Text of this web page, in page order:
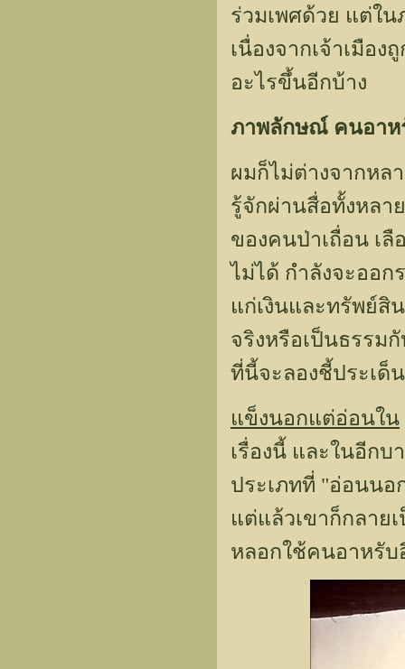
ร่วมเพศด้วย แต่ใน
เนื่องจากเจ้าเมือ
อะไรขึ้นอีกบ้าง
ภาพลักษณ์ คนอาห
ผมก็ไม่ต่างจากหล
รู้จักผ่านสื่อทั้งหลา
ของคนป่าเถื่อน เ
ไม่ได้ กำลังจะออ
แก่เงินและทรัพย์สิ
จริงหรือเป็นธรร
ที่นี้จะลองชี้ประเด็
แข็งนอกแต่อ่อนใน
เรื่องนี้ และในอีกบ
ประเภทที่ "อ่อนนอ
แต่แล้วเขาก็กลาย
หลอกใช้คนอาหรับ